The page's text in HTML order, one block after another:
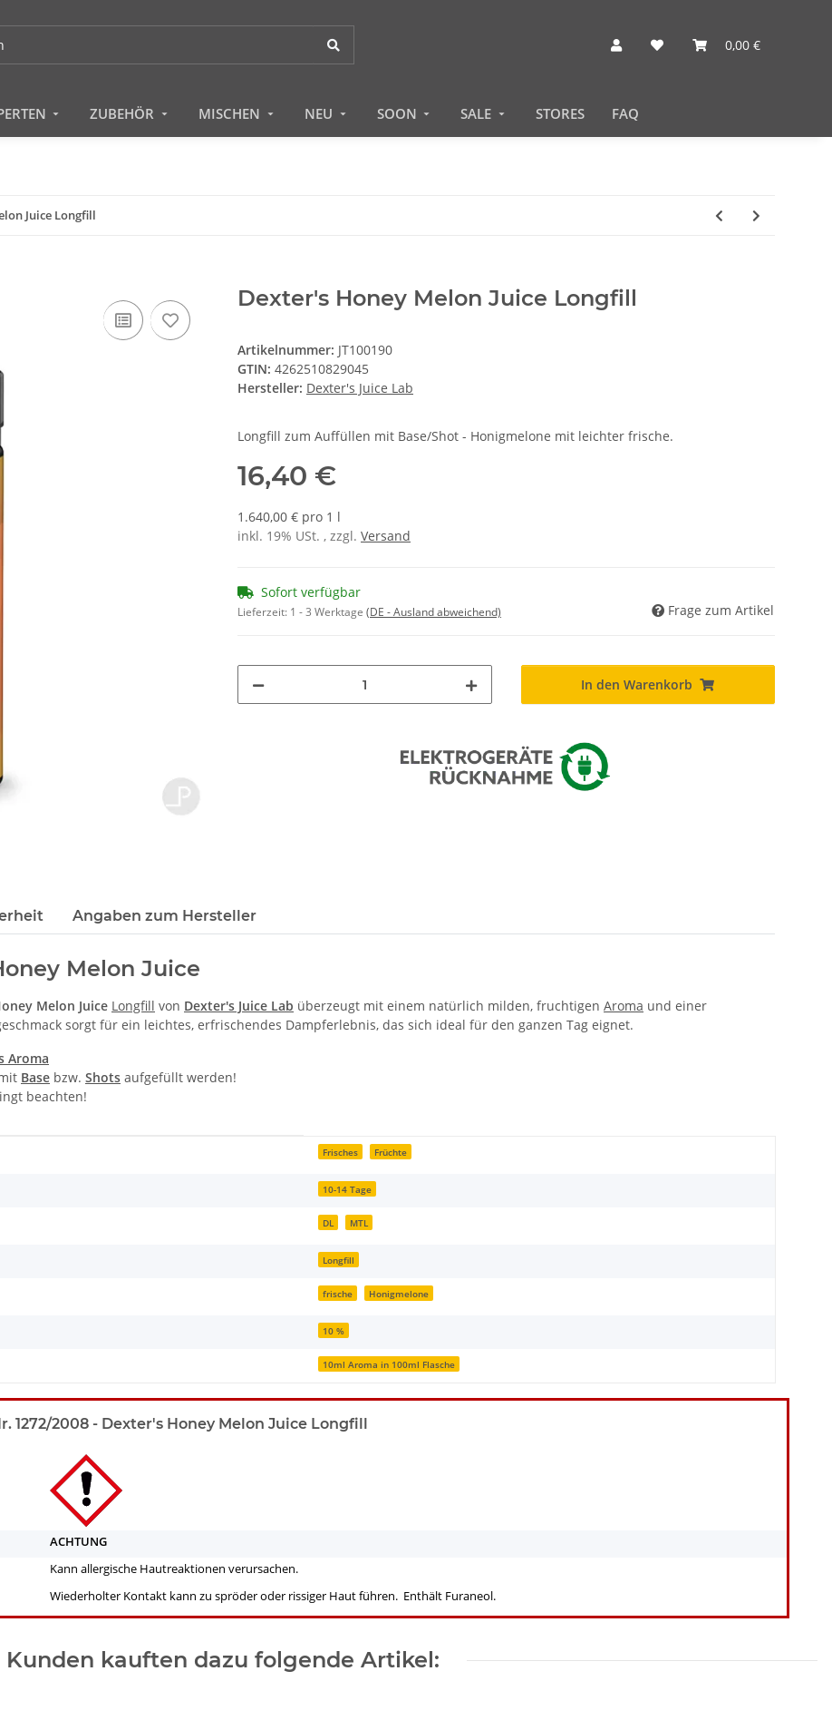
0,00 €
ZUBEHÖR MISCHEN NEU SOON SALE STORES FAQ
Juice Longfill
Dexter's Honey Melon Juice Longfill
Artikelnummer: JT100190
GTIN: 4262510829045
Hersteller: Dexter's Juice Lab
Longfill zum Auffüllen mit Base/Shot - Honigmelone mit leichter frische.
16,40 €
1.640,00 € pro 1 l
inkl. 19% USt. , zzgl. Versand
Sofort verfügbar
Lieferzeit: 1 - 3 Werktage (DE - Ausland abweichend) Frage zum Artikel
In den Warenkorb
Angaben zum Hersteller
Melon Juice
Melon Juice Longfill von Dexter's Juice Lab überzeugt mit einem natürlich milden, fruchtigen Aroma und einer
sorgt für ein leichtes, erfrischendes Dampferlebnis, das sich ideal für den ganzen Tag eignet.
Aroma
Base bzw. Shots aufgefüllt werden!
beachten!
Frisches Früchte
10-14 Tage
DL MTL
Longfill
frische Honigmelone
10 %
10ml Aroma in 100ml Flasche
2008 - Dexter's Honey Melon Juice Longfill
ACHTUNG
Kann allergische Hautreaktionen verursachen.
Wiederholter Kontakt kann zu spröder oder rissiger Haut führen. Enthält Furaneol.
Kunden kauften dazu folgende Artikel: